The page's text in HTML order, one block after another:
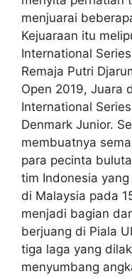
menjuarai
Kejuaraan itu
International
Remaja Putri
Open 2019, Juara
International
Denmark Junior.
membuatnya
para pecinta
tim Indonesia
di Malaysia pada
menjadi bagian
berjuang di Piala
tiga laga yang
menyumbang